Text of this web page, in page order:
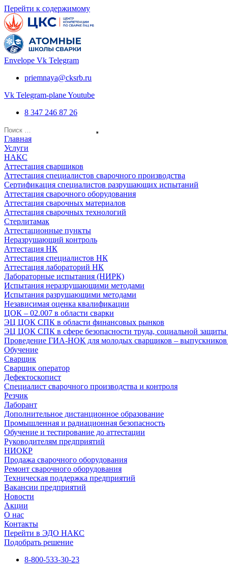
Перейти к содержимому
Envelope Vk Telegram
priemnaya@cksrb.ru
Vk Telegram-planeYoutube
8 347 246 87 26
Главная
Услуги
НАКС
Аттестация сварщиков
Аттестация специалистов сварочного производства
Сертификация специалистов разрушающих испытаний
Аттестация сварочного оборудования
Аттестация сварочных материалов
Аттестация сварочных технологий
Стерлитамак
Аттестационные пункты
Неразрушающий контроль
Аттестация НК
Аттестация специалистов НК
Аттестация лабораторий НК
Лабораторные испытания (НИРК)
Испытания неразрушающими методами
Испытания разрушающими методами
Независимая оценка квалификации
ЦОК – 02.007 в области сварки
ЭЦ ЦОК СПК в области финансовых рынков
ЭЦ ЦОК СПК в сфере безопасности труда, социальной защиты
Проведение ГИА-НОК для молодых сварщиков – выпускников
Обучение
Сварщик
Сварщик оператор
Дефектоскопист
Специалист сварочного производства и контроля
Резчик
Лаборант
Дополнительное дистанционное образование
Промышленная и радиационная безопасность
Обучение и тестирование до аттестации
Руководителям предприятий
НИОКР
Продажа сварочного оборудования
Ремонт сварочного оборудования
Техническая поддержка предприятий
Вакансии предприятий
Новости
Акции
О нас
Контакты
Перейти в ЭДО НАКС
Подобрать решение
8-800-533-30-23